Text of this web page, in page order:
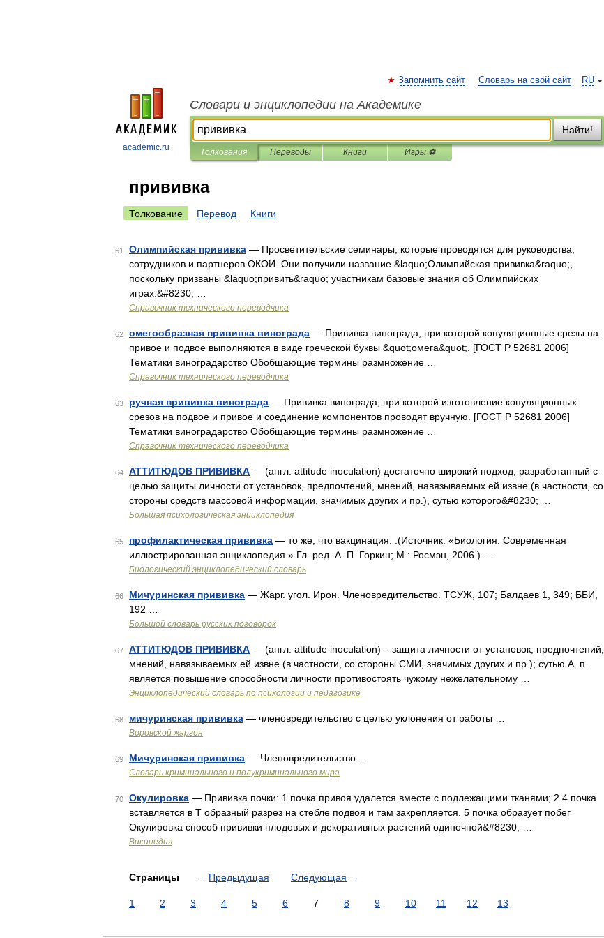
academic.ru
RU
Запомнить сайт Словарь на свой сайт
Словари и энциклопедии на Академике
Найти!
Толкования Переводы Книги Игры ⚽
прививка
Толкование Перевод Книги
61 Олимпийская прививка — Просветительские семинары, которые проводятся для руководства,
сотрудников и партнеров ОКОИ. Они получили название &laquo;Олимпийская прививка&raquo;,
поскольку призваны &laquo;привить&raquo; участникам базовые знания об Олимпийских
играх.&#8230; …
Справочник технического переводчика
62 омегообразная прививка винограда — Прививка винограда, при которой копуляционные срезы на
привое и подвое выполняются в виде греческой буквы &quot;омега&quot;. [ГОСТ Р 52681 2006]
Тематики виноградарство Обобщающие термины размножение …
Справочник технического переводчика
63 ручная прививка винограда — Прививка винограда, при которой изготовление копуляционных
срезов на подвое и привое и соединение компонентов проводят вручную. [ГОСТ Р 52681 2006]
Тематики виноградарство Обобщающие термины размножение …
Справочник технического переводчика
64 АТТИТЮДОВ ПРИВИВКА — (англ. attitude inoculation) достаточно широкий подход, разработанный с
целью защиты личности от установок, предпочтений, мнений, навязываемых ей извне (в частности, со
стороны средств массовой информации, значимых других и пр.), сутью которого&#8230; …
Большая психологическая энциклопедия
65 профилактическая прививка — то же, что вакцинация. .(Источник: «Биология. Современная
иллюстрированная энциклопедия.» Гл. ред. А. П. Горкин; М.: Росмэн, 2006.) …
Биологический энциклопедический словарь
66 Мичуринская прививка — Жарг. угол. Ирон. Членовредительство. ТСУЖ, 107; Балдаев 1, 349; ББИ,
192 …
Большой словарь русских поговорок
67 АТТИТЮДОВ ПРИВИВКА — (англ. attitude inoculation) – защита личности от установок, предпочтений,
мнений, навязываемых ей извне (в частности, со стороны СМИ, значимых других и пр.); сутью А. п.
является повышение способности личности противостоять чужому нежелательному …
Энциклопедический словарь по психологии и педагогике
68 мичуринская прививка — членовредительство с целью уклонения от работы …
Воровской жаргон
69 Мичуринская прививка — Членовредительство …
Словарь криминального и полукриминального мира
70 Окулировка — Прививка почки: 1 почка привоя удалется вместе с подлежащими тканями; 2 4 почка
вставляется в Т образный разрез на стебле подвоя и там закрепляется, 5 почка образует побег
Окулировка способ прививки плодовых и декоративных растений одиночной&#8230; …
Википедия
Страницы ← Предыдущая Следующая →
1 2 3 4 5 6 7 8 9 10 11 12 13